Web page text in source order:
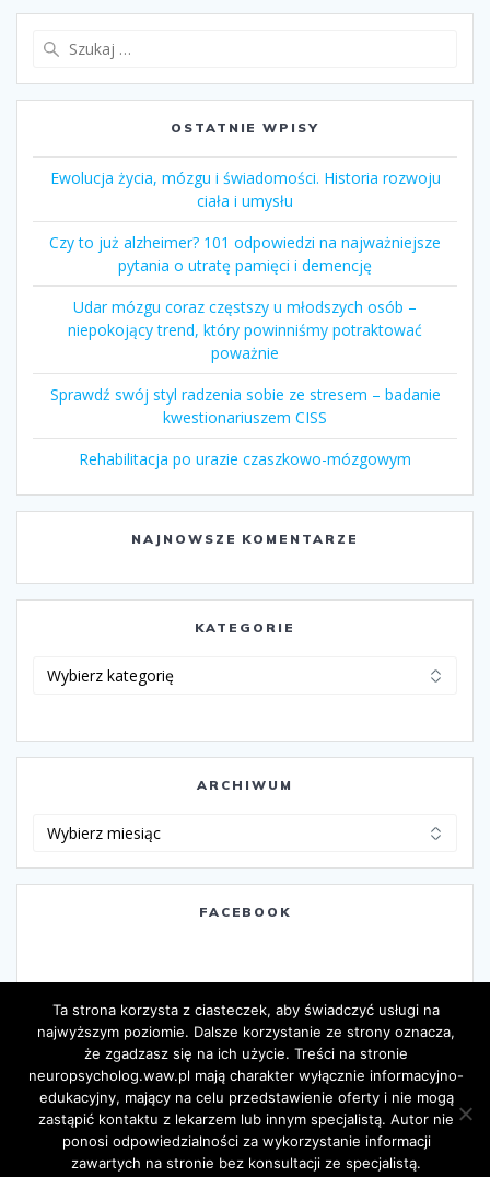
OSTATNIE WPISY
Ewolucja życia, mózgu i świadomości. Historia rozwoju
ciała i umysłu
Czy to już alzheimer? 101 odpowiedzi na najważniejsze
pytania o utratę pamięci i demencję
Udar mózgu coraz częstszy u młodszych osób –
niepokojący trend, który powinniśmy potraktować
poważnie
Sprawdź swój styl radzenia sobie ze stresem – badanie
kwestionariuszem CISS
Rehabilitacja po urazie czaszkowo-mózgowym
NAJNOWSZE KOMENTARZE
KATEGORIE
ARCHIWUM
FACEBOOK
Ta strona korzysta z ciasteczek, aby świadczyć usługi na
najwyższym poziomie. Dalsze korzystanie ze strony oznacza,
że zgadzasz się na ich użycie. Treści na stronie
neuropsycholog.waw.pl mają charakter wyłącznie informacyjno-
edukacyjny, mający na celu przedstawienie oferty i nie mogą
zastąpić kontaktu z lekarzem lub innym specjalistą. Autor nie
ponosi odpowiedzialności za wykorzystanie informacji
zawartych na stronie bez konsultacji ze specjalistą.